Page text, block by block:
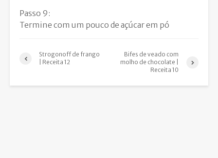
Passo 9:
Termine com um pouco de açúcar em pó
Strogonoff de frango
| Receita 12
Bifes de veado com
molho de chocolate |
Receita 10